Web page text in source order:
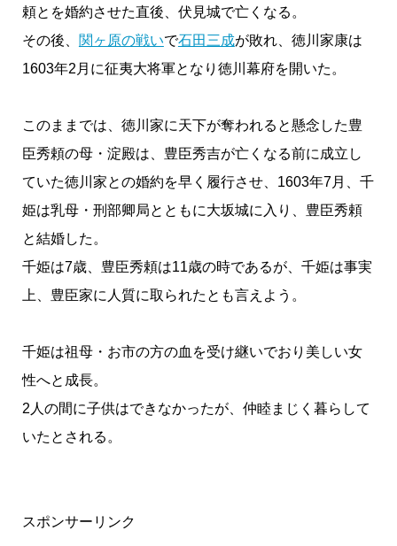
頼とを婚約させた直後、伏見城で亡くなる。
その後、 関ヶ原の戦いで石田三成が敗れ、徳川家康は
1603年2月に征夷大将軍となり徳川幕府を開いた。
このままでは、徳川家に天下が奪われると懸念した豊
臣秀頼の母・淀殿は、豊臣秀吉が亡くなる前に成立し
ていた徳川家との婚約を早く履行させ、1603年7月、千
姫は乳母・刑部卿局とともに大坂城に入り、豊臣秀頼
と結婚した。
千姫は7歳、豊臣秀頼は11歳の時であるが、千姫は事実
上、豊臣家に人質に取られたとも言えよう。
千姫は祖母・お市の方の血を受け継いでおり美しい女
性へと成長。
2人の間に子供はできなかったが、仲睦まじく暮らして
いたとされる。
スポンサーリンク